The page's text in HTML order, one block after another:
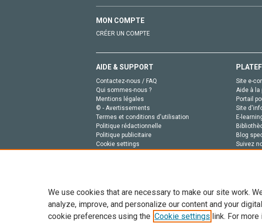
MON COMPTE
CRÉER UN COMPTE
AIDE & SUPPORT
Contactez-nous / FAQ
Qui sommes-nous ?
Mentions légales
© - Avertissements
Termes et conditions d'utilisation
Politique rédactionnelle
Politique publicitaire
Cookie settings
Site e-
Aide à la
Portail
Site
E-
Blog
Suivez
Tout le contenu de ce site: Copyright © 2026 Elsevier, ses
We use cookies that are necessary to make our site work.
analyze, improve, and personalize our content and your
cookie preferences using the Cookie settings link. For